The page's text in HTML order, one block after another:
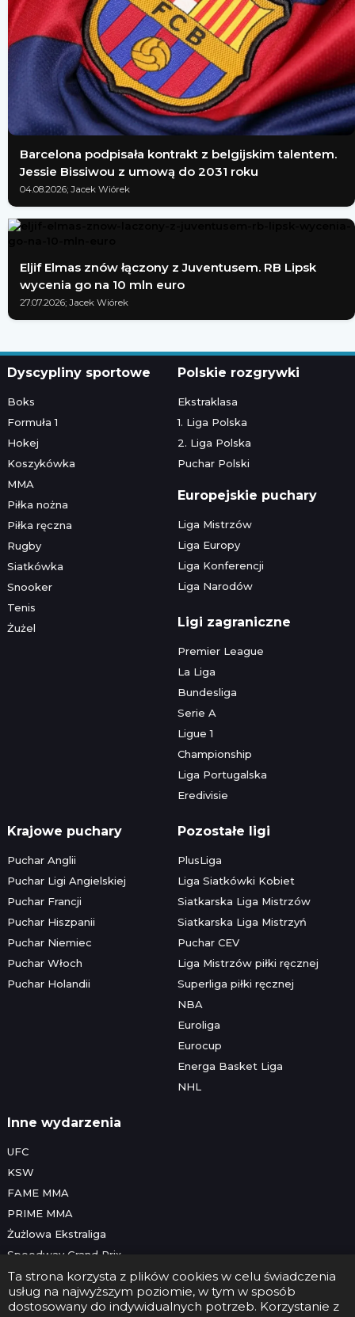
Barcelona podpisała kontrakt z belgijskim talentem.
Jessie Bissiwou z umową do 2031 roku
04.08.2026; Jacek Wiórek
Eljif Elmas znów łączony z Juventusem. RB Lipsk
wycenia go na 10 mln euro
27.07.2026; Jacek Wiórek
Ta strona korzysta z plików cookies w celu świadczenia
usług na najwyższym poziomie, w tym w sposób
dostosowany do indywidualnych potrzeb. Korzystanie z
Dyscypliny sportowe
Boks
Formuła 1
Hokej
Koszykówka
MMA
Piłka nożna
Piłka ręczna
Rugby
Siatkówka
Snooker
Tenis
Żużel
Polskie rozgrywki
Ekstraklasa
1. Liga Polska
2. Liga Polska
Puchar Polski
Europejskie puchary
Liga Mistrzów
Liga Europy
Liga Konferencji
Liga Narodów
Ligi zagraniczne
Premier League
La Liga
Bundesliga
Serie A
Ligue 1
Championship
Liga Portugalska
Eredivisie
Krajowe puchary
Puchar Anglii
Puchar Ligi Angielskiej
Puchar Francji
Puchar Hiszpanii
Puchar Niemiec
Puchar Włoch
Puchar Holandii
Pozostałe ligi
PlusLiga
Liga Siatkówki Kobiet
Siatkarska Liga Mistrzów
Siatkarska Liga Mistrzyń
Puchar CEV
Liga Mistrzów piłki ręcznej
Superliga piłki ręcznej
NBA
Euroliga
Eurocup
Energa Basket Liga
NHL
Inne wydarzenia
UFC
KSW
FAME MMA
PRIME MMA
Żużlowa Ekstraliga
Speedway Grand Prix
Skoki narciarskie